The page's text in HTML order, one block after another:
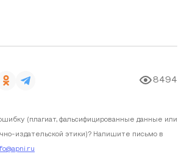
8494
(плагиат, фальсифицированные данные или
издательской этики)? Напишите письмо в